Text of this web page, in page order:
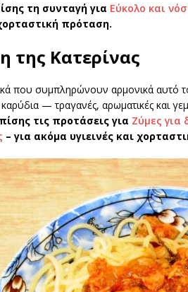
τη συνταγή για Εύκολο και
πρόταση.
της Κατερίνας
που συμπληρώνουν αρμονικά αυτό
καρύδια — τραγανές, αρωματικές και
τις προτάσεις για Ζύμες για
– για ακόμα υγιεινές και